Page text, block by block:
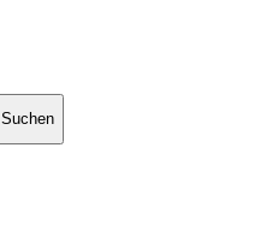
Suchen